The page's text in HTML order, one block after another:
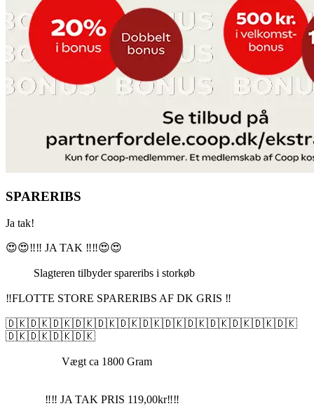
SPARERIBS
Ja tak!
😍😍‼️‼️ JA TAK ‼️‼️😍😍
Slagteren tilbyder spareribs i storkøb
‼️FLOTTE STORE SPARERIBS AF DK GRIS ‼️
🇩🇰🇩🇰🇩🇰🇩🇰🇩🇰🇩🇰🇩🇰🇩🇰🇩🇰🇩🇰🇩🇰🇩🇰🇩🇰
🇩🇰🇩🇰🇩🇰🇩🇰
Vægt ca 1800 Gram
‼️‼️ JA TAK PRIS 119,00kr‼️‼️